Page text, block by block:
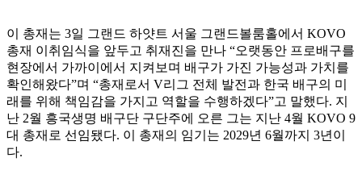
이 총재는 3일 그랜드 하얏트 서울 그랜드볼룸홀에서 KOVO
총재 이취임식을 앞두고 취재진을 만나 “오랫동안 프로배구를
현장에서 가까이에서 지켜보며 배구가 가진 가능성과 가치를
확인해왔다”며 “총재로서 V리그 전체 발전과 한국 배구의 미
래를 위해 책임감을 가지고 역할을 수행하겠다”고 말했다. 지
난 2월 흥국생명 배구단 구단주에 오른 그는 지난 4월 KOVO 9
대 총재로 선임됐다. 이 총재의 임기는 2029년 6월까지 3년이
다.